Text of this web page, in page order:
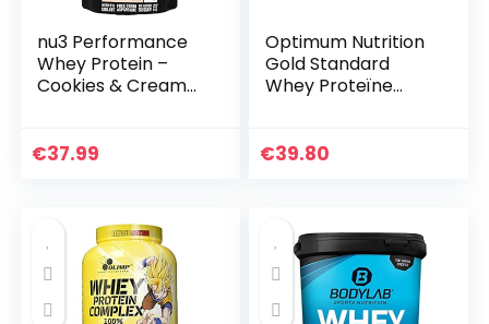
nu3 Performance
Whey Protein –
Cookies & Cream
eiwitpoeder met
€37.99
Optimum Nutrition
Gold Standard
Whey Proteïne
Herstel met
€39.80